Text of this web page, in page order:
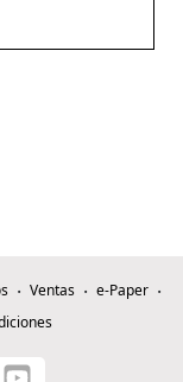
Ventas
e-Paper